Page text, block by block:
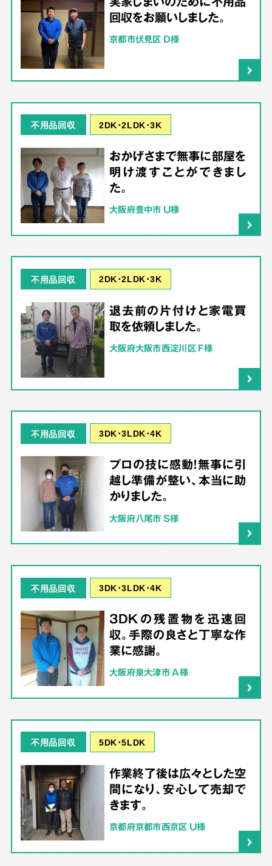
回収をお願いしました。
京都市伏見区 D様
不用品回収 2DK･2LDK･3K
おかげさまで無事に部屋を
明け渡すことができまし
た。
大阪府豊中市 U様
不用品回収 2DK･2LDK･3K
退去前の片付けと家電買
取を依頼しました。
大阪府大阪市西淀川区 F様
不用品回収 3DK･3LDK･4K
プロの技に感動！無事に引
越し準備が整い、本当に助
かりました。
大阪府八尾市 S様
不用品回収 3DK･3LDK･4K
3DKの残置物を迅速回
収。手際の良さと丁寧な作
業に感謝。
大阪府泉大津市 A様
不用品回収 5DK･5LDK
作業終了後は広々とした空
間になり、安心して売却で
きます。
京都府京都市西京区 U様